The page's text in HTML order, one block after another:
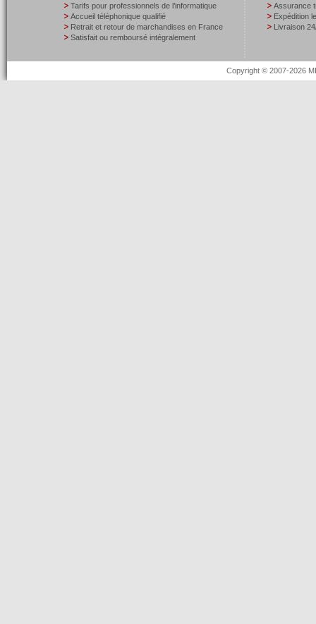
Tarifs pour professionnels de l’informatique
Accueil téléphonique qualifié
Retrait et retour de marchandises en France
Satisfait ou remboursé intégralement
Assurance
Expédition
Livraison
Copyright © 2007-2026